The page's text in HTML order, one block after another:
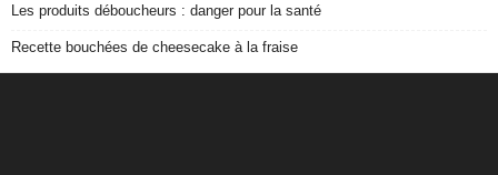
Les produits déboucheurs : danger pour la santé
Recette bouchées de cheesecake à la fraise